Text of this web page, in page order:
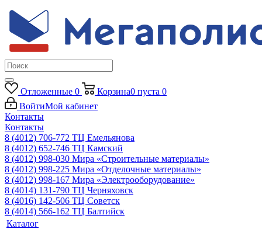
Отложенные 0 Корзина0 пуста 0
ВойтиМой кабинет
Контакты
Контакты
8 (4012) 706-772 ТЦ Емельянова
8 (4012) 652-746 ТЦ Камский
8 (4012) 998-030 Мира «Строительные материалы»
8 (4012) 998-225 Мира «Отделочные материалы»
8 (4012) 998-167 Мира «Электрооборудование»
8 (4014) 131-790 ТЦ Черняховск
8 (4016) 142-506 ТЦ Советск
8 (4014) 566-162 ТЦ Балтийск
Каталог